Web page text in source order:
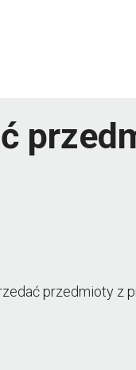
przedmioty z